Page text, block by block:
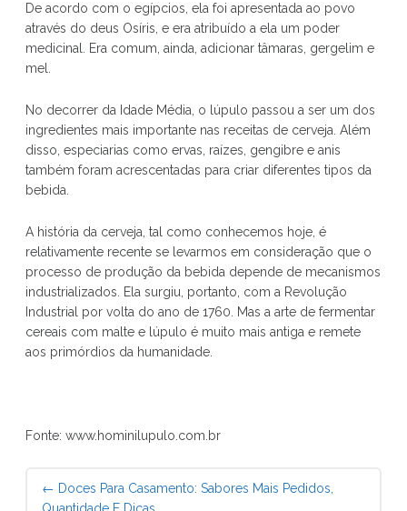
De acordo com o egípcios, ela foi apresentada ao povo
através do deus Osíris, e era atribuído a ela um poder
medicinal. Era comum, ainda, adicionar tâmaras, gergelim e
mel.
No decorrer da Idade Média, o lúpulo passou a ser um dos
ingredientes mais importante nas receitas de cerveja. Além
disso, especiarias como ervas, raízes, gengibre e anis
também foram acrescentadas para criar diferentes tipos da
bebida.
A história da cerveja, tal como conhecemos hoje, é
relativamente recente se levarmos em consideração que o
processo de produção da bebida depende de mecanismos
industrializados. Ela surgiu, portanto, com a Revolução
Industrial por volta do ano de 1760. Mas a arte de fermentar
cereais com malte e lúpulo é muito mais antiga e remete
aos primórdios da humanidade.
Fonte: www.hominilupulo.com.br
Post
navigation
← Doces Para Casamento: Sabores Mais Pedidos,